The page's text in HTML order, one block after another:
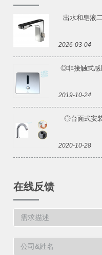
出水和皂液
2026-03-04
◎非接触式感
2019-10-24
◎台面式安
2020-10-28
在线反馈